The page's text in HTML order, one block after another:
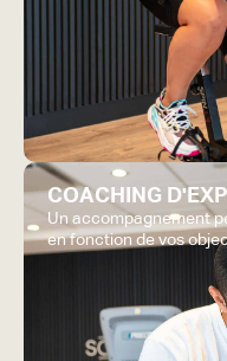
COACHING
Un accompagnement
en fonction de vos